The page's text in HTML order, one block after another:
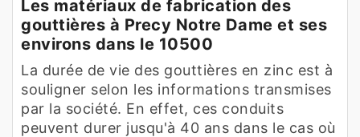
Les matériaux de fabrication des
gouttières à Precy Notre Dame et ses
environs dans le 10500
La durée de vie des gouttières en zinc est à
souligner selon les informations transmises
par la société. En effet, ces conduits
peuvent durer jusqu'à 40 ans dans le cas où